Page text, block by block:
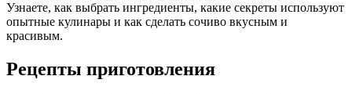
Узнаете, как выбрать ингредиенты, какие секреты используют
опытные кулинары и как сделать сочиво вкусным и
красивым.
Рецепты приготовления